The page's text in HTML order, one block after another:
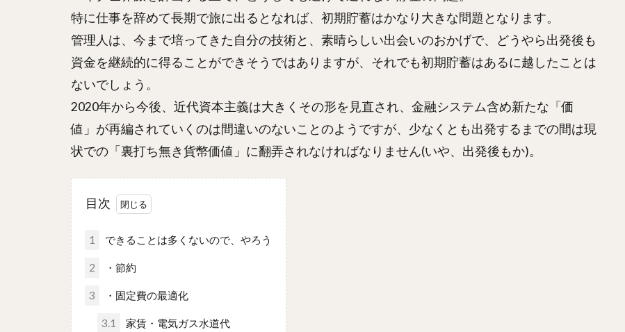
特に仕事を辞めて長期で旅に出るとなれば、初期貯蓄はかなり大きな問題となります。
管理人は、今まで培ってきた自分の技術と、素晴らしい出会いのおかげで、どうやら出発後も
資金を継続的に得ることができそうではありますが、それでも初期貯蓄はあるに越したことは
ないでしょう。
2020年から今後、近代資本主義は大きくその形を見直され、金融システム含め新たな「価
値」が再編されていくのは間違いのないことのようですが、少なくとも出発するまでの間は現
状での「裏打ち無き貨幣価値」に翻弄されなければなりません(いや、出発後もか)。
目次
1 できることは多くないので、やろう
2 ・節約
3 ・固定費の最適化
3.1 家賃・電気ガス水道代